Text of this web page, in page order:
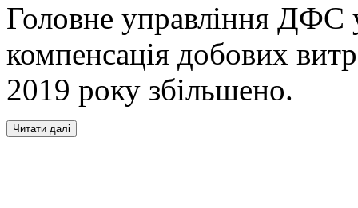
Головне управління ДФС
компенсація добових
2019 року збільшено.